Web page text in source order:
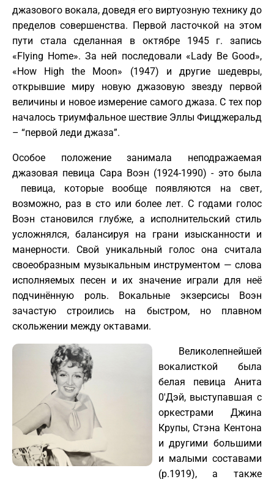
джазового вокала, доведя его виртуозную технику до
пределов совершенства. Первой ласточкой на этом
пути стала сделанная в октябре 1945 г. запись
«Flying Home». За ней последовали «Lady Be Good»,
«How High the Moon» (1947) и другие шедевры,
открывшие миру новую джазовую звезду первой
величины и новое измерение самого джаза. С тех пор
началось триумфальное шествие Эллы Фицджеральд
– “первой леди джаза”.
Особое положение занимала неподражаемая
джазовая певица Сара Воэн (1924-1990) - это была
певица, которые вообще появляются на свет,
возможно, раз в сто или более лет. С годами голос
Воэн становился глубже, а исполнительский стиль
усложнялся, балансируя на грани изысканности и
манерности. Свой уникальный голос она считала
своеобразным музыкальным инструментом — слова
исполняемых песен и их значение играли для неё
подчинённую роль. Вокальные экзерсисы Воэн
зачастую строились на быстром, но плавном
скольжении между октавами.
Великолепнейшей
вокалисткой была
белая певица Анита
0'Дэй, выступавшая с
оркестрами Джина
Крупы, Стэна Кентона
и другими большими
и малыми составами
(р.1919), а также